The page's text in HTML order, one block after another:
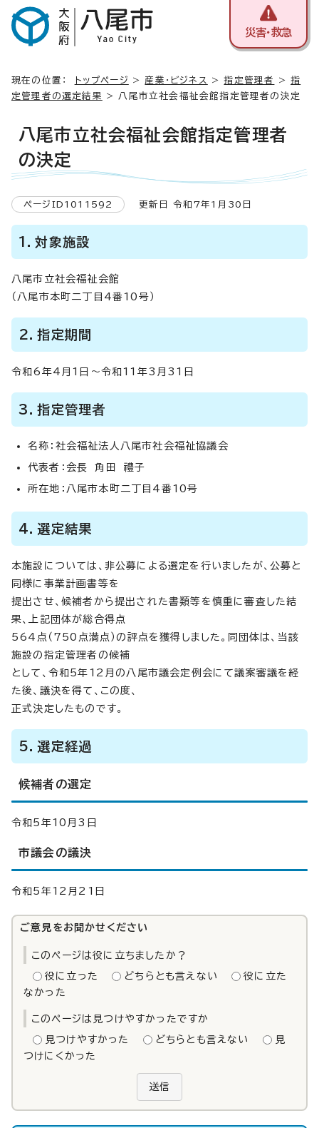
災害・救急
現在の位置： トップページ > 産業・ビジネス >指定管理者 >指
定管理者の選定結果
> 八尾市立社会福祉会館指定管理者の決定
八尾市立社会福祉会館指定管理者
の決定
ページID1011592 更新日 令和7年1月30日
1．対象施設
八尾市立社会福祉会館
（八尾市本町二丁目4番10号）
2．指定期間
令和6年4月1日～令和11年3月31日
3．指定管理者
名称：社会福祉法人八尾市社会福祉協議会
代表者：会長 角田 禮子
所在地：八尾市本町二丁目4番10号
4．選定結果
本施設については、非公募による選定を行いましたが、公募と
同様に事業計画書等を
提出させ、候補者から提出された書類等を慎重に審査した結
果、上記団体が総合得点
564点（750点満点）の評点を獲得しました。同団体は、当該
施設の指定管理者の候補
として、令和5年12月の八尾市議会定例会にて議案審議を経
た後、議決を得て、この度、
正式決定したものです。
5．選定経過
候補者の選定
令和5年10月3日
市議会の議決
令和5年12月21日
ご意見をお聞かせください
このページは役に立ちましたか？
役に立った どちらとも言えない
役に立た
なかった
このページは見つけやすかったですか
見つけやすかった どちらとも言えない
見
つけにくかった
送信